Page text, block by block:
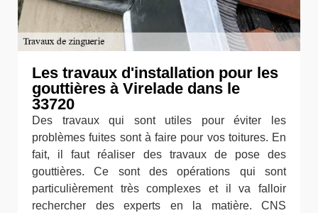
Les travaux d'installation pour les
gouttières à Virelade dans le
33720
Des travaux qui sont utiles pour éviter les
problèmes fuites sont à faire pour vos toitures. En
fait, il faut réaliser des travaux de pose des
gouttières. Ce sont des opérations qui sont
particulièrement très complexes et il va falloir
rechercher des experts en la matière. CNS